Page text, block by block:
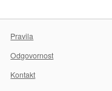
Pravila
Odgovornost
Kontakt